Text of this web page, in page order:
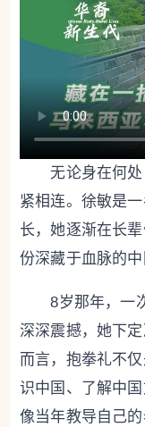
无论身在何处
紧相连。徐敏是
长，她逐渐在长
份深藏于血脉的中
8岁那年，一次
深深震撼，她下
而言，抱拳礼不
识中国、了解中
像当年教导自己